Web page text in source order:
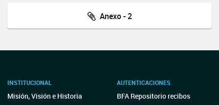
Anexo - 2
INSTITUCIONAL
Misión, Visión e Historia
AUTENTICACIONES
BFA Repositorio recibos